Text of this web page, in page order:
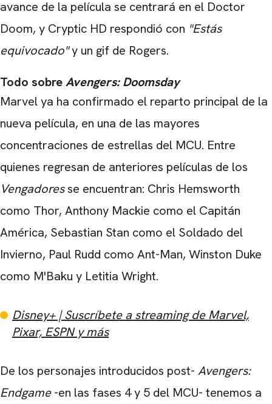
avance de la película se centrará en el Doctor
Doom, y Cryptic HD respondió con "Estás
equivocado"y un gif de Rogers.
Todo sobreAvengers: Doomsday
Marvel ya ha confirmado el reparto principal de la
nueva película, en una de las mayores
concentraciones de estrellas del MCU. Entre
quienes regresan de anteriores películas de los
Vengadoresse encuentran: Chris Hemsworth
como Thor, Anthony Mackie como el Capitán
América, Sebastian Stan como el Soldado del
Invierno, Paul Rudd como Ant-Man, Winston Duke
como M'Baku y Letitia Wright.
Disney+ | Suscríbete a streaming de Marvel,
Pixar, ESPN y más
De los personajes introducidos post- Avengers:
Endgame-en las fases 4 y 5 del MCU- tenemos a
CARREGANDO PUBLICIDADE